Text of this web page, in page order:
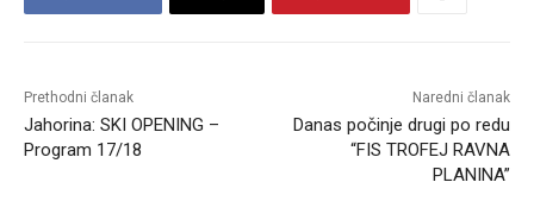
Prethodni članak
Jahorina: SKI OPENING –
Program 17/18
Naredni članak
Danas počinje drugi po redu
“FIS TROFEJ RAVNA
PLANINA”